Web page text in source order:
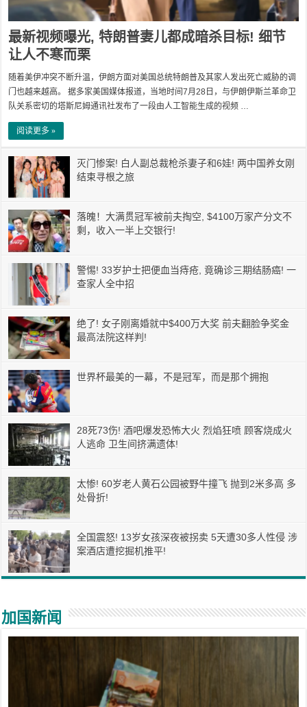
最新视频曝光, 特朗普妻儿都成暗杀目标! 细节
让人不寒而栗
随着美伊冲突不断升温，伊朗方面对美国总统特朗普及其家人发出死亡威胁的调
门也越来越高。 据多家美国媒体报道，当地时间7月28日，与伊朗伊斯兰革命卫
队关系密切的塔斯尼姆通讯社发布了一段由人工智能生成的视频 …
阅读更多 »
灭门惨案! 白人副总裁枪杀妻子和6娃! 两中国养女刚
结束寻根之旅
落魄！大满贯冠军被前夫掏空, $4100万家产分文不
剩，收入一半上交银行!
警惕! 33岁护士把便血当痔疮, 竟确诊三期结肠癌! 一
查家人全中招
绝了! 女子刚离婚就中$400万大奖 前夫翻脸争奖金
最高法院这样判!
世界杯最美的一幕，不是冠军，而是那个拥抱
28死73伤! 酒吧爆发恐怖大火 烈焰狂喷 顾客烧成火
人逃命 卫生间挤满遗体!
太惨! 60岁老人黄石公园被野牛撞飞 抛到2米多高 多
处骨折!
全国震怒! 13岁女孩深夜被拐卖 5天遭30多人性侵 涉
案酒店遭挖掘机推平!
加国新闻